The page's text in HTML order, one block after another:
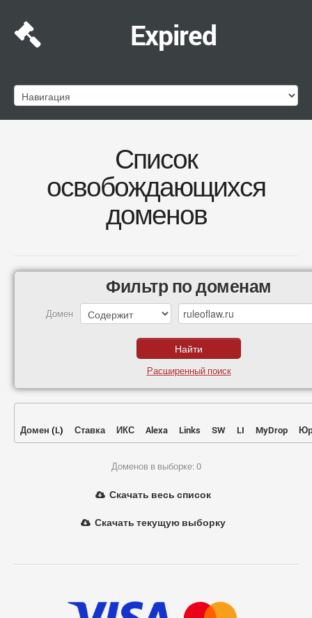
Expired
Список
освобождающихся
доменов
Фильтр по доменам
Домен
Расширенный поиск
Домен (L) Ставка ИКС Alexa Links SW LI MyDrop
Доменов в выборке: 0
Скачать весь список
Скачать текущую выборку